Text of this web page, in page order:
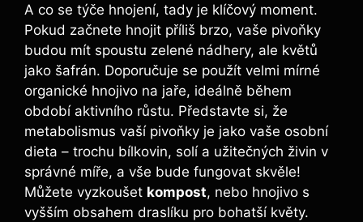
A co se týče‌ hnojení, tady je klíčový moment.
Pokud začnete hnojit příliš brzo, vaše pivoňky
budou mít spoustu zelené nádhery, ale květů
jako šafrán. Doporučuje se použít velmi mírné
organické hnojivo na jaře, ideálně během
období aktivního růstu. Představte si, že
metabolismus vaší pivoňky ⁢je jako vaše osobní
dieta – trochu bílkovin, solí a užitečných živin v
správné míře,⁤ a⁢ vše bude fungovat⁣ skvěle!
Můžete vyzkoušet kompost, nebo hnojivo s
⁣vyšším obsahem draslíku pro bohatší ⁣květy.